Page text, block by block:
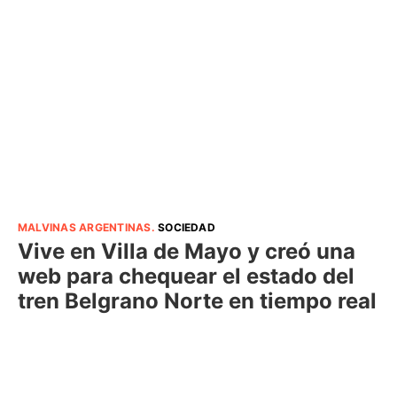
MALVINAS ARGENTINAS.SOCIEDAD
Vive en Villa de Mayo y creó una
web para chequear el estado del
tren Belgrano Norte en tiempo real